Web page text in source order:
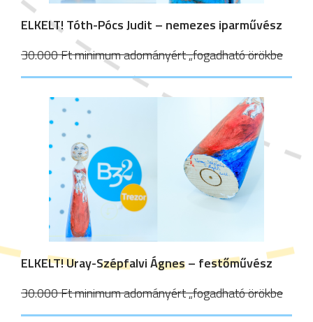
ELKELT!Tóth-Pócs Judit – nemezes iparművész
30.000 Ft minimum adományért „fogadható örökbe
ELKELT! Uray-Szépfalvi Ágnes – festőművész
30.000 Ft minimum adományért „fogadható örökbe